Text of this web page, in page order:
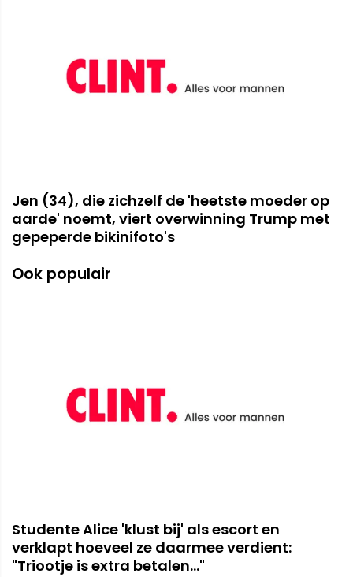
Jen (34), die zichzelf de 'heetste moeder op
aarde' noemt, viert overwinning Trump met
gepeperde bikinifoto's
Ook populair
Studente Alice 'klust bij' als escort en
verklapt hoeveel ze daarmee verdient:
"Triootje is extra betalen..."